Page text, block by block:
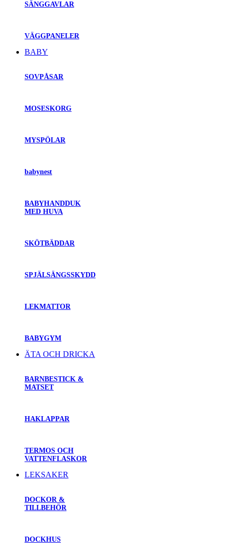
SÄNGGAVLAR
VÄGGPANELER
BABY
SOVPÅSAR
MOSESKORG
MYSPÖLAR
babynest
BABYHANDDUK
MED HUVA
SKÖTBÄDDAR
SPJÄLSÄNGSSKYDD
LEKMATTOR
BABYGYM
ÄTA OCH DRICKA
BARNBESTICK &
MATSET
HAKLAPPAR
TERMOS OCH
VATTENFLASKOR
LEKSAKER
DOCKOR &
TILLBEHÖR
DOCKHUS